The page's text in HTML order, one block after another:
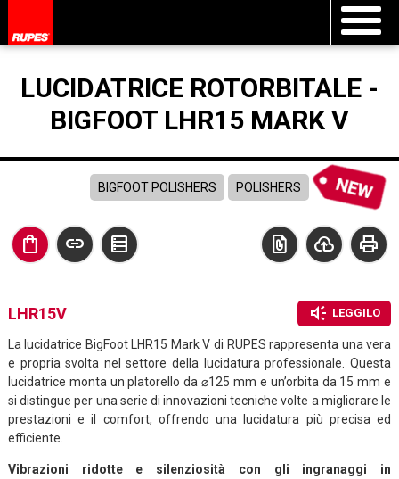
LUCIDATRICE ROTORBITALE -
BIGFOOT LHR15 MARK V
BIGFOOT POLISHERS POLISHERS
shopping_bag link data_table print
cloud_upload
file_present
brand_awareness LEGGILO
LHR15V
La lucidatrice BigFoot LHR15 Mark V di RUPES rappresenta una vera
e propria svolta nel settore della lucidatura professionale. Questa
lucidatrice monta un platorello da ⌀125 mm e un’orbita da 15 mm e
si distingue per una serie di innovazioni tecniche volte a migliorare le
prestazioni e il comfort, offrendo una lucidatura più precisa ed
efficiente.
Vibrazioni ridotte e silenziosità con gli ingranaggi in